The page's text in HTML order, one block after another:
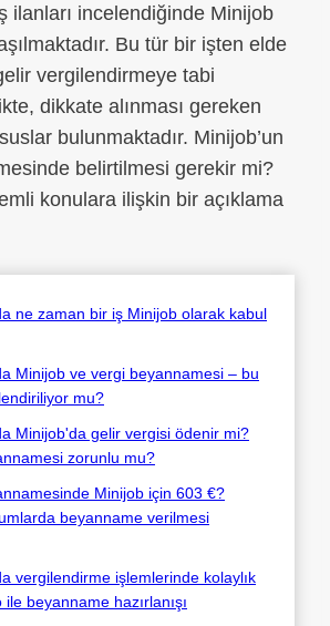
ilanları incelendiğinde Minijob
Bu tür bir işten elde
vergilendirmeye tabi
dikkate alınması gereken
bulunmaktadır. Minijob’un
belirtilmesi gerekir mi?
konulara ilişkin bir açıklama
ne zaman bir iş Minijob olarak kabul
Minijob ve vergi beyannamesi – bu
mu?
Minijob'da gelir vergisi ödenir mi?
zorunlu mu?
Minijob için 603 €?
beyanname verilmesi
vergilendirme işlemlerinde kolaylık
beyanname hazırlanışı